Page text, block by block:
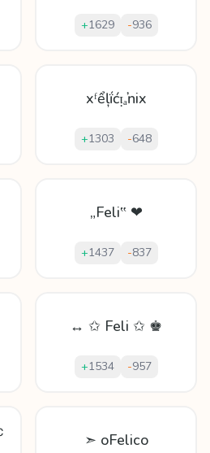
+1629 -936
xᶠểļḯćᴉₐŉix
+1303 -648
„Feli‟ ❤
+1437 -837
↔ ✩ Feli ✩ ♚
+1534 -957
➣ oFelico